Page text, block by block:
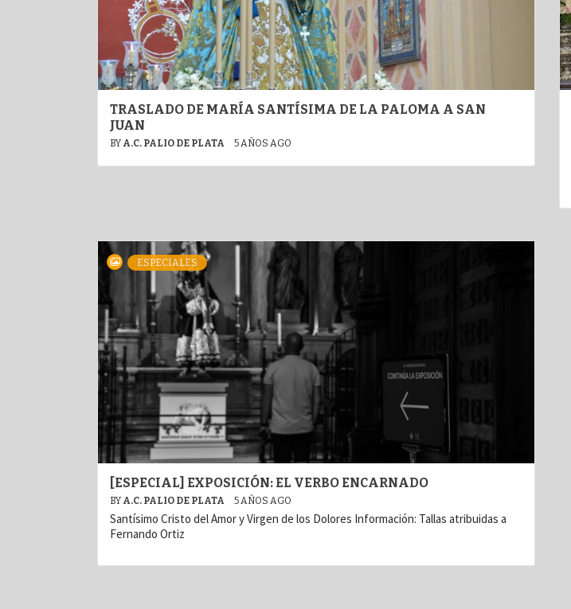
TRASLADO DE MARÍA SANTÍSIMA DE LA PALOMA A SAN
JUAN
BY A.C. PALIO DE PLATA 5 AÑOS AGO
ESPECIALES
[ESPECIAL] EXPOSICIÓN: EL VERBO ENCARNADO
BY A.C. PALIO DE PLATA 5 AÑOS AGO
Santísimo Cristo del Amor y Virgen de los Dolores Información: Tallas atribuidas a
Fernando Ortiz